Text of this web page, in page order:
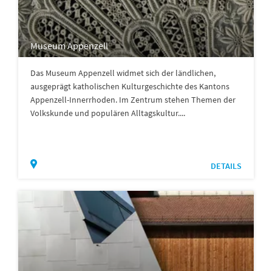
Museum Appenzell
Das Museum Appenzell widmet sich der ländlichen,
ausgeprägt katholischen Kulturgeschichte des Kantons
Appenzell-Innerrhoden. Im Zentrum stehen Themen der
Volkskunde und populären Alltagskultur....
DETAILS